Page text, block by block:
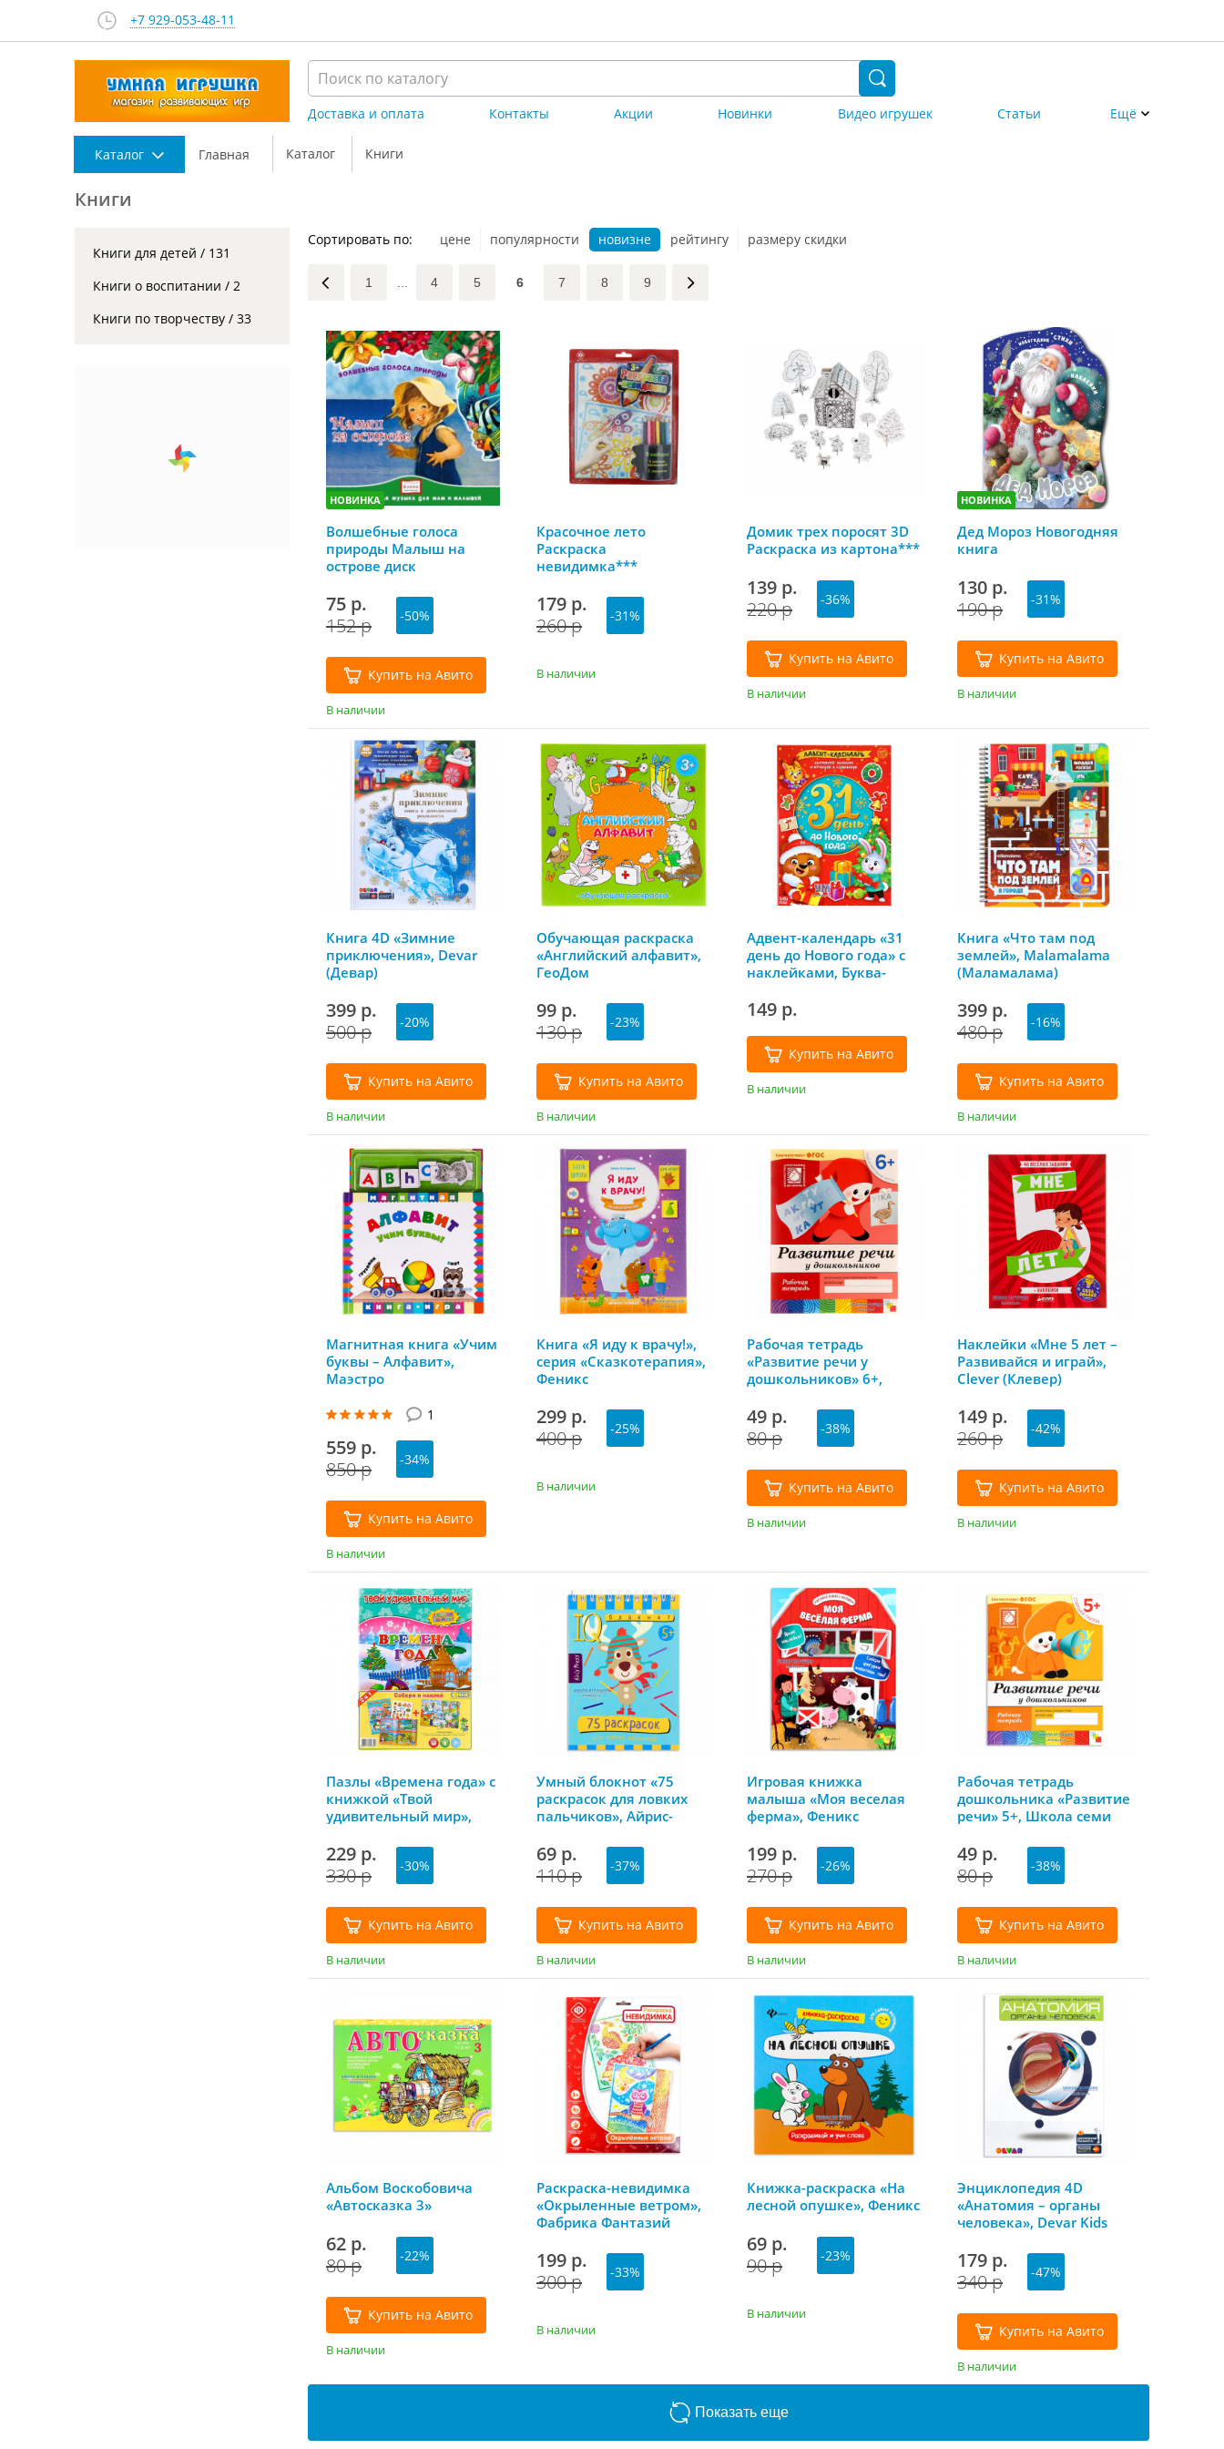
+7 929-053-48-11
Доставка и оплата Контакты Акции Новинки Видео игрушек Статьи Ещё
Каталог Главная Каталог Книги
Книги
Книги для детей / 131
Книги о воспитании / 2
Книги по творчеству / 33
Сортировать по: цене популярности новизне рейтингу размеру скидки
1 4 5 6 7 8 9
НОВИНКА
Волшебные голоса
природы Малыш на
острове диск
75 р.
152 р
-50%
Купить на Авито
В наличии
Красочное лето
Раскраска
невидимка***
179 р.
260 р
-31%
В наличии
Домик трех поросят 3D
Раскраска из картона***
139 р.
220 р
-36%
Купить на Авито
В наличии
НОВИНКА
Дед Мороз Новогодняя
книга
130 р.
190 р
-31%
Купить на Авито
В наличии
Книга 4D «Зимние
приключения», Devar
(Девар)
399 р.
500 р
-20%
Купить на Авито
В наличии
Обучающая раскраска
«Английский алфавит»,
ГеоДом
99 р.
130 р
-23%
Купить на Авито
В наличии
Адвент-календарь «31
день до Нового года» с
наклейками, Буква-
149 р.
Купить на Авито
В наличии
Книга «Что там под
землей», Malamalama
(Маламалама)
399 р.
480 р
-16%
Купить на Авито
В наличии
Магнитная книга «Учим
буквы – Алфавит»,
Маэстро
1
559 р.
850 р
-34%
Купить на Авито
В наличии
Книга «Я иду к врачу!»,
серия «Сказкотерапия»,
Феникс
299 р.
400 р
-25%
В наличии
Рабочая тетрадь
«Развитие речи у
дошкольников» 6+,
49 р.
80 р
-38%
Купить на Авито
В наличии
Наклейки «Мне 5 лет –
Развивайся и играй»,
Clever (Клевер)
149 р.
260 р
-42%
Купить на Авито
В наличии
Пазлы «Времена года» с
книжкой «Твой
удивительный мир»,
229 р.
330 р
-30%
Купить на Авито
В наличии
Умный блокнот «75
раскрасок для ловких
пальчиков», Айрис-
69 р.
110 р
-37%
Купить на Авито
В наличии
Игровая книжка
малыша «Моя веселая
ферма», Феникс
199 р.
270 р
-26%
Купить на Авито
В наличии
Рабочая тетрадь
дошкольника «Развитие
речи» 5+, Школа семи
49 р.
80 р
-38%
Купить на Авито
В наличии
Альбом Воскобовича
«Автосказка 3»
62 р.
80 р
-22%
Купить на Авито
В наличии
Раскраска-невидимка
«Окрыленные ветром»,
Фабрика Фантазий
199 р.
300 р
-33%
В наличии
Книжка-раскраска «На
лесной опушке», Феникс
69 р.
90 р
-23%
В наличии
Энциклопедия 4D
«Анатомия – органы
человека», Devar Kids
179 р.
340 р
-47%
Купить на Авито
В наличии
Показать еще